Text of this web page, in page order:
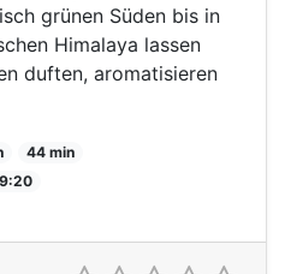
grünen Süden bis in
Himalaya lassen
duften, aromatisieren
44 min